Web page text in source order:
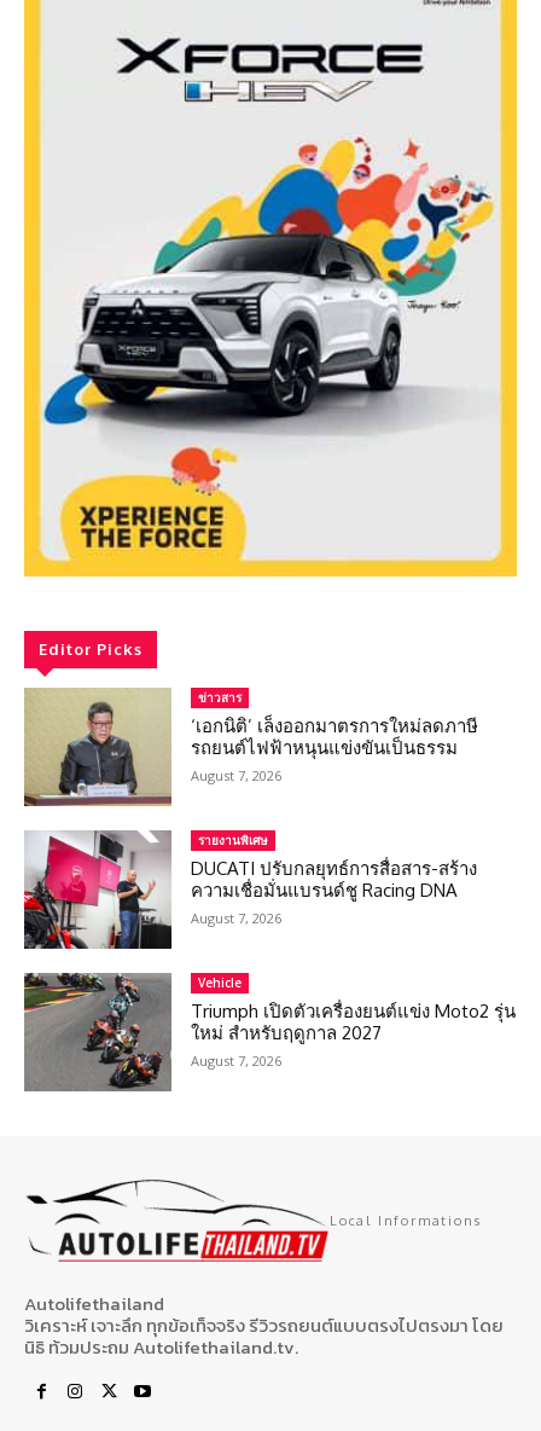
Editor Picks
ข่าวสาร
‘เอกนิติ’ เล็งออกมาตรการใหม่ลดภาษี
รถยนต์ไฟฟ้าหนุนแข่งขันเป็นธรรม
August 7, 2026
รายงานพิเศษ
DUCATI ปรับกลยุทธ์การสื่อสาร-สร้าง
ความเชื่อมั่นแบรนด์ชู Racing DNA
August 7, 2026
Vehicle
Triumph เปิดตัวเครื่องยนต์แข่ง Moto2 รุ่น
ใหม่ สำหรับฤดูกาล 2027
August 7, 2026
Local Informations
Autolifethailand
วิเคราะห์ เจาะลึก ทุกข้อเท็จจริง รีวิวรถยนต์แบบตรงไปตรงมา โดย
นิธิ ท้วมประถม Autolifethailand.tv.